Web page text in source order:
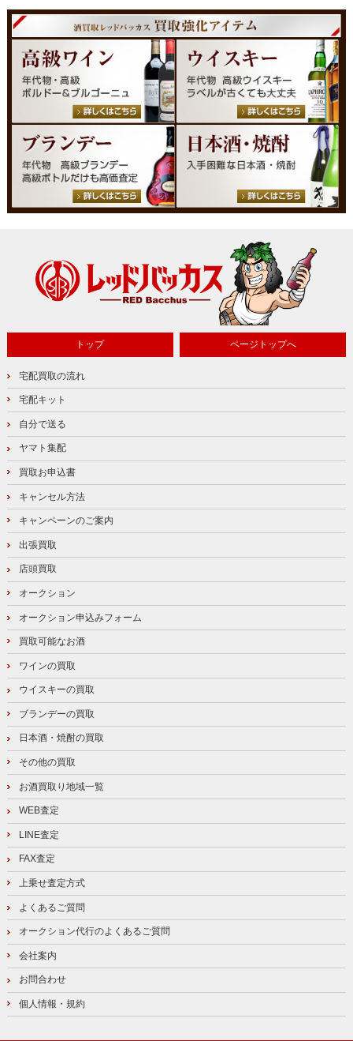
トップ ページトップへ
宅配買取の流れ
宅配キット
自分で送る
ヤマト集配
買取お申込書
キャンセル方法
キャンペーンのご案内
出張買取
店頭買取
オークション
オークション申込みフォーム
買取可能なお酒
ワインの買取
ウイスキーの買取
ブランデーの買取
日本酒・焼酎の買取
その他の買取
お酒買取り地域一覧
WEB査定
LINE査定
FAX査定
上乗せ査定方式
よくあるご質問
オークション代行のよくあるご質問
会社案内
お問合わせ
個人情報・規約